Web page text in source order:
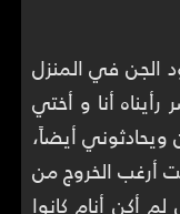
الجن في المنزل
أنا و أختي
أيضاً،
أرغب الخروج من
أكن أنام كانوا